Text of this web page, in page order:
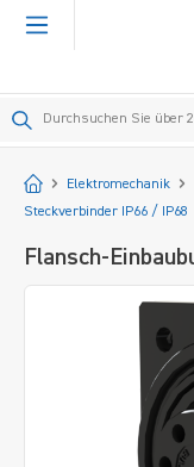
springen
Startseite
Elektromechanik
Steckverbinder IP66 / IP68
Flansch-